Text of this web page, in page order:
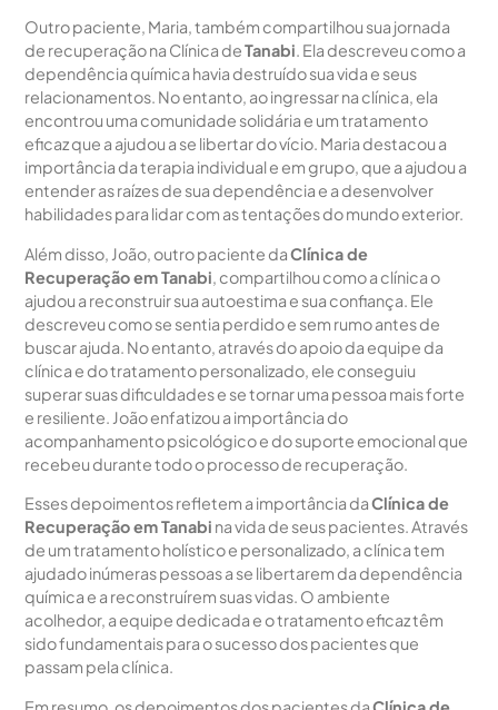
Outro paciente, Maria, também compartilhou sua jornada
de recuperação na Clínica deTanabi. Ela descreveu como a
dependência química havia destruído sua vida e seus
relacionamentos. No entanto, ao ingressar na clínica, ela
encontrou uma comunidade solidária e um tratamento
eficaz que a ajudou a se libertar do vício. Maria destacou a
importância da terapia individual e em grupo, que a ajudou a
entender as raízes de sua dependência e a desenvolver
habilidades para lidar com as tentações do mundo exterior.
Além disso, João, outro paciente daClínica de
Recuperação em Tanabi, compartilhou como a clínica o
ajudou a reconstruir sua autoestima e sua confiança. Ele
descreveu como se sentia perdido e sem rumo antes de
buscar ajuda. No entanto, através do apoio da equipe da
clínica e do tratamento personalizado, ele conseguiu
superar suas dificuldades e se tornar uma pessoa mais forte
e resiliente. João enfatizou a importância do
acompanhamento psicológico e do suporte emocional que
recebeu durante todo o processo de recuperação.
Esses depoimentos refletem a importância daClínica de
Recuperação em Tanabi na vida de seus pacientes. Através
de um tratamento holístico e personalizado, a clínica tem
ajudado inúmeras pessoas a se libertarem da dependência
química e a reconstruírem suas vidas. O ambiente
acolhedor, a equipe dedicada e o tratamento eficaz têm
sido fundamentais para o sucesso dos pacientes que
passam pela clínica.